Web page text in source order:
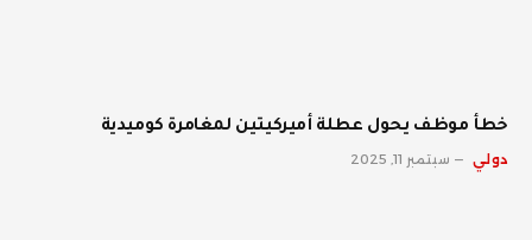
خطأ موظف يحول عطلة أميركيتين لمغامرة كوميدية
دولي سبتمبر 11, 2025